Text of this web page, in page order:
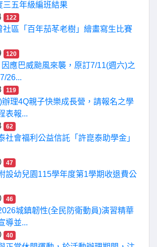
三五年級編班結果
122
社區「百年茄苳老樹」繪畫寫生比賽
120
應巴威颱風來襲，原訂7/11(週六)之
26...
119
辦理4Q親子快樂成長營，請報名之學
表報...
62
社會福利公益信託「許崑泰助學金」
47
設幼兒園115學年度第1學期收退費公
46
城鎮韌性(全民防衛動員)演習精華
導並...
40